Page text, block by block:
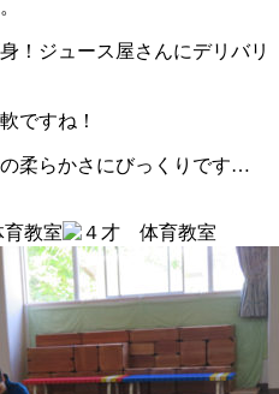
！ジュース屋さんにデリバリ
ですね！
柔らかさにびっくりです…